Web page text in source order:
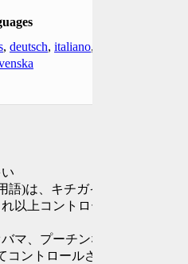
, deutsch, italiano,
語)は、キチガイ悪
以上コントロール
マ、プーチンなど
ントロールされ